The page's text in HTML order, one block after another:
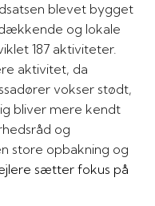
blevet bygget
og lokale
187 aktiviteter.
aktivitet, da
vokser stødt,
bliver mere kendt
og
store opbakning og
sætter fokus på